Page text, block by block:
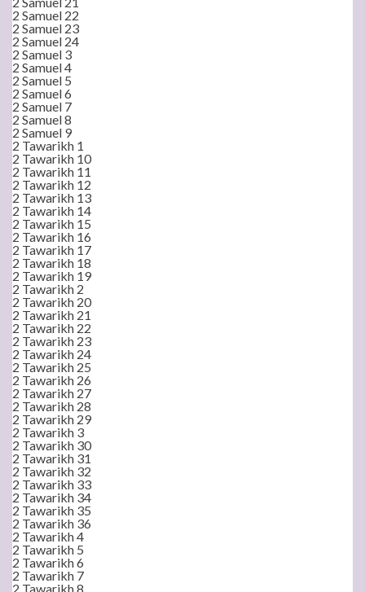
2 Samuel 22
2 Samuel 23
2 Samuel 24
2 Samuel 3
2 Samuel 4
2 Samuel 5
2 Samuel 6
2 Samuel 7
2 Samuel 8
2 Samuel 9
2 Tawarikh 1
2 Tawarikh 10
2 Tawarikh 11
2 Tawarikh 12
2 Tawarikh 13
2 Tawarikh 14
2 Tawarikh 15
2 Tawarikh 16
2 Tawarikh 17
2 Tawarikh 18
2 Tawarikh 19
2 Tawarikh 2
2 Tawarikh 20
2 Tawarikh 21
2 Tawarikh 22
2 Tawarikh 23
2 Tawarikh 24
2 Tawarikh 25
2 Tawarikh 26
2 Tawarikh 27
2 Tawarikh 28
2 Tawarikh 29
2 Tawarikh 3
2 Tawarikh 30
2 Tawarikh 31
2 Tawarikh 32
2 Tawarikh 33
2 Tawarikh 34
2 Tawarikh 35
2 Tawarikh 36
2 Tawarikh 4
2 Tawarikh 5
2 Tawarikh 6
2 Tawarikh 7
2 Tawarikh 8